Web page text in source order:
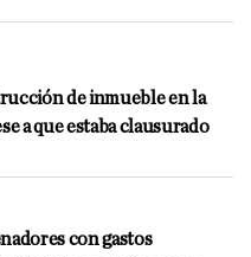
de inmueble en la
a que estaba clausurado
con gastos